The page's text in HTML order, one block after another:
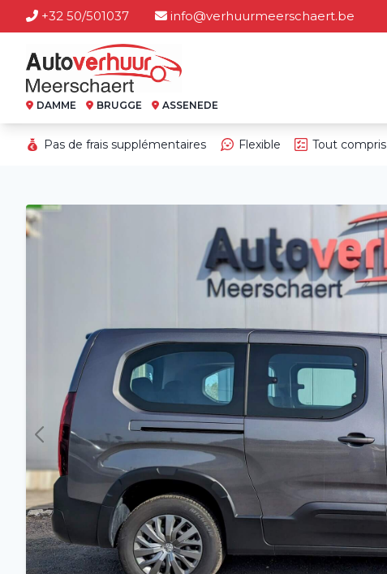
+32 50/501037 info@verhuurmeerschaert.be
DAMME BRUGGE ASSENEDE
Pas de frais supplémentaires Flexible Tout compris